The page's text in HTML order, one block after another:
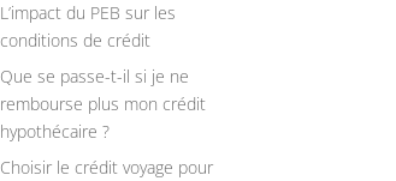
L’impact du PEB sur les
conditions de crédit
Que se passe-t-il si je ne
rembourse plus mon crédit
hypothécaire ?
Choisir le crédit voyage pour